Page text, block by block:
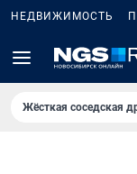
НЕДВИЖИМОСТЬ
Жёсткая соседская